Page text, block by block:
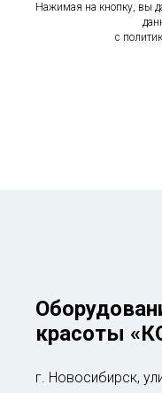
Нажимая на кнопку, вы
c
красоты
г. Новосибирск,